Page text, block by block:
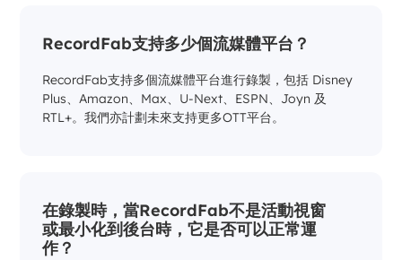
RecordFab支持多少個流媒體平台？
RecordFab支持多個流媒體平台進行錄製，包括 Disney
Plus、Amazon、Max、U-Next、ESPN、Joyn 及
RTL+。我們亦計劃未來支持更多OTT平台。
在錄製時，當RecordFab不是活動視窗
或最小化到後台時，它是否可以正常運
作？